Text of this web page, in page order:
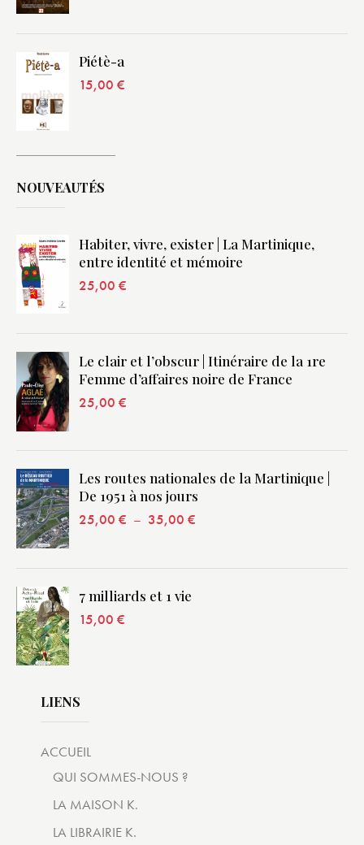
Piétè-a
15,00 €
NOUVEAUTÉS
Habiter, vivre, exister | La Martinique,
entre identité et mémoire
25,00 €
Le clair et l’obscur | Itinéraire de la 1re
Femme d’affaires noire de France
25,00 €
Les routes nationales de la Martinique |
De 1951 à nos jours
25,00 € – 35,00 €
7 milliards et 1 vie
15,00 €
LIENS
ACCUEIL
QUI SOMMES-NOUS ?
LA MAISON K.
LA LIBRAIRIE K.